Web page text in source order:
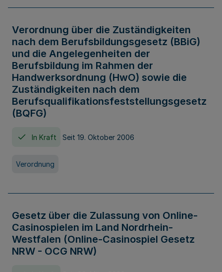
Verordnung über die Zuständigkeiten
nach dem Berufsbildungsgesetz (BBiG)
und die Angelegenheiten der
Berufsbildung im Rahmen der
Handwerksordnung (HwO) sowie die
Zuständigkeiten nach dem
Berufsqualifikationsfeststellungsgesetz
(BQFG)
In Kraft Seit 19. Oktober 2006
Verordnung
Gesetz über die Zulassung von Online-
Casinospielen im Land Nordrhein-
Westfalen (Online-Casinospiel Gesetz
NRW - OCG NRW)